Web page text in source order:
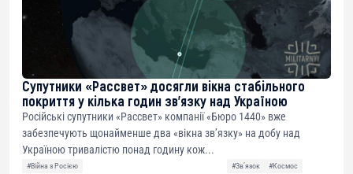
Супутники «Рассвет» досягли вікна стабільного
покриття у кілька годин зв’язку над Україною
Російські супутники «Рассвет» компанії «Бюро 1440» вже
забезпечують щонайменше два «вікна зв’язку» на добу над
Україною тривалістю понад годину кож...
#Війна з Росією #Звʼязок #Космос